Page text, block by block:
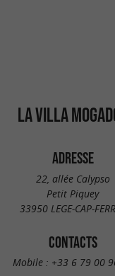
LA VILLA
ADRESSE
22, allée Calypso
Petit Piquey
33950 LEGE-CAP-
CONTACTS
Mobile : +33 6 79 00